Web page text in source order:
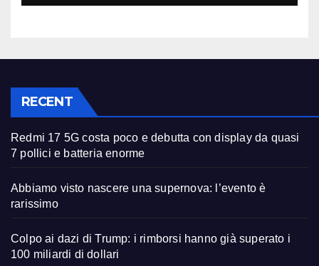
RECENT
Redmi 17 5G costa poco e debutta con display da quasi
7 pollici e batteria enorme
Abbiamo visto nascere una supernova: l’evento è
rarissimo
Colpo ai dazi di Trump: i rimborsi hanno già superato i
100 miliardi di dollari